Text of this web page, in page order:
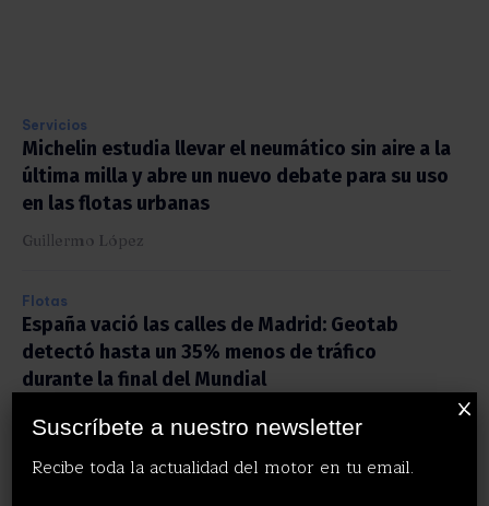
Servicios
Michelin estudia llevar el neumático sin aire a la
última milla y abre un nuevo debate para su uso
en las flotas urbanas
Guillermo López
Flotas
España vació las calles de Madrid: Geotab
detectó hasta un 35% menos de tráfico
durante la final del Mundial
Guillermo López
Renting
Suscríbete a nuestro newsletter
Recibe toda la actualidad del motor en tu email.
X